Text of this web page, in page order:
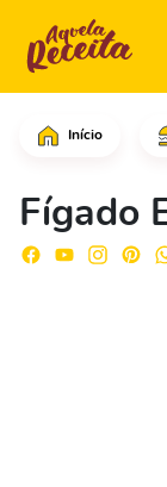
Início
Fígado
Comece